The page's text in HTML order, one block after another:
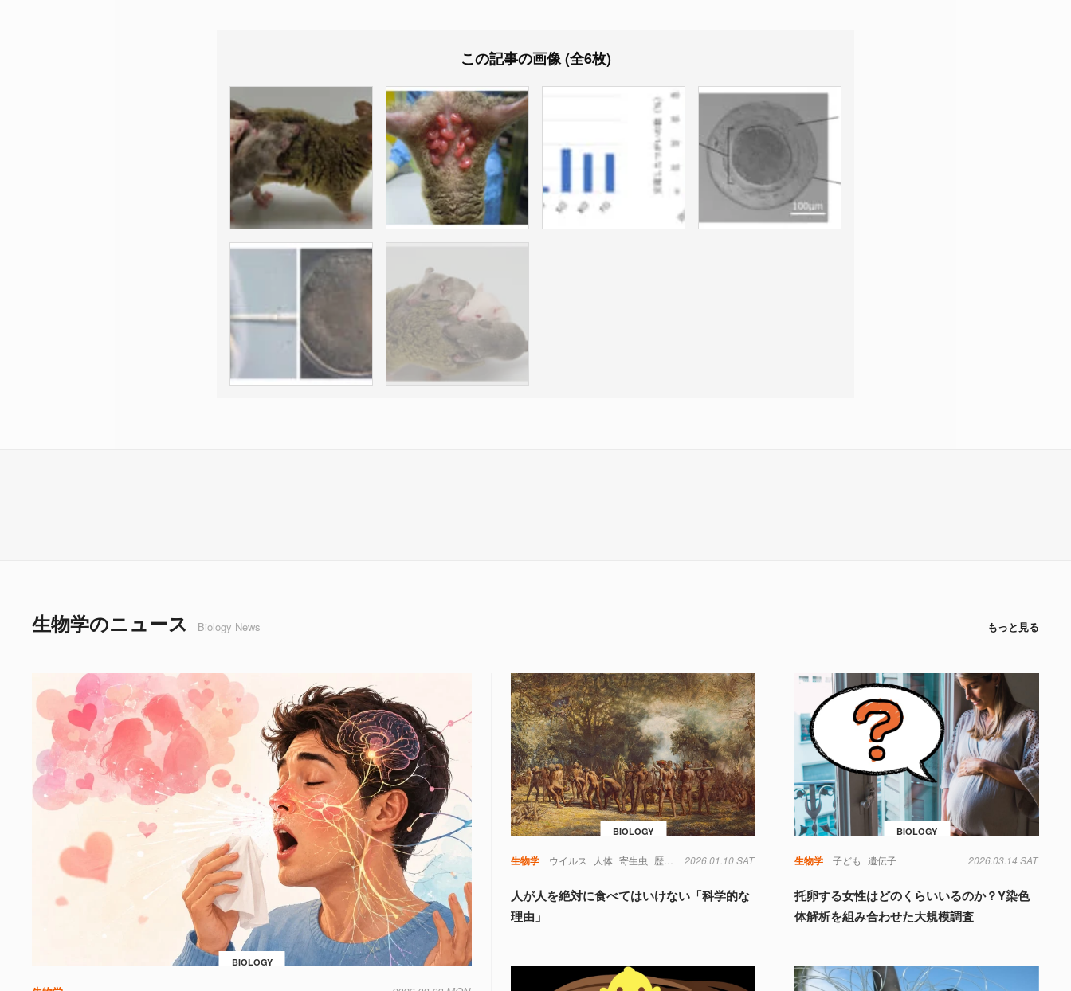
この記事の画像 (全6枚)
生物学のニュース Biology News もっと見る
BIOLOGY
BIOLOGY
生物学 ウイルス 人体 寄生虫 歴史 考古学
2026.01.10 SAT
人が人を絶対に食べてはいけない「科学的な
理由」
BIOLOGY
生物学 子ども 遺伝子 2026.03.14 SAT
托卵する女性はどのくらいいるのか？Y染色
体解析を組み合わせた大規模調査